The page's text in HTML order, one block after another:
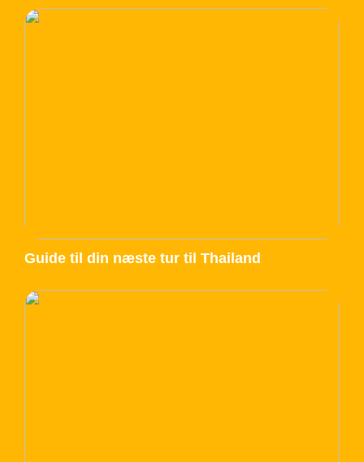
Guide til din næste tur til Thailand